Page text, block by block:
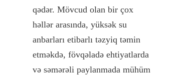
qədər. Mövcud olan bir çox
həllər arasında, yüksək su
anbarları etibarlı təzyiq təmin
etməkdə, fövqəladə ehtiyatlarda
və səmərəli paylanmada mühüm